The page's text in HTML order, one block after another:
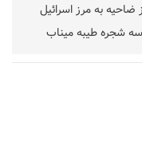
به مرز اسرائیل
شجره طیبه میناب